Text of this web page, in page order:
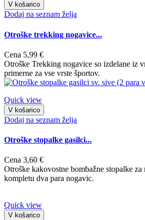
V košarico
Dodaj na seznam želja
Otroške trekking nogavice...
Cena 5,99 €
Otroške Trekking nogavice so izdelane iz
primerne za vse vrste športov.
Quick view
V košarico
Dodaj na seznam želja
Otroške stopalke gasilci...
Cena 3,60 €
Otroške kakovostne bombažne stopalke
kompletu dva para nogavic.
Quick view
V košarico